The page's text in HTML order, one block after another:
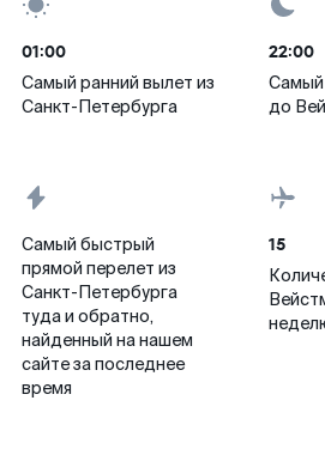
01:00
Самый ранний вылет из
Санкт-Петербурга
22:00
Самый
до
Самый быстрый
прямой перелет из
Санкт-Петербурга
туда и обратно,
найденный на нашем
сайте за последнее
время
15